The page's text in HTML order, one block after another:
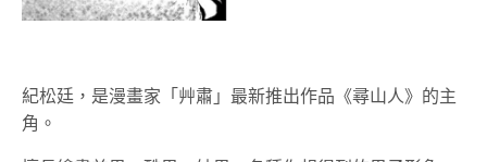
紀松廷，是漫畫家「艸肅」最新推出作品《尋山人》的主
角。